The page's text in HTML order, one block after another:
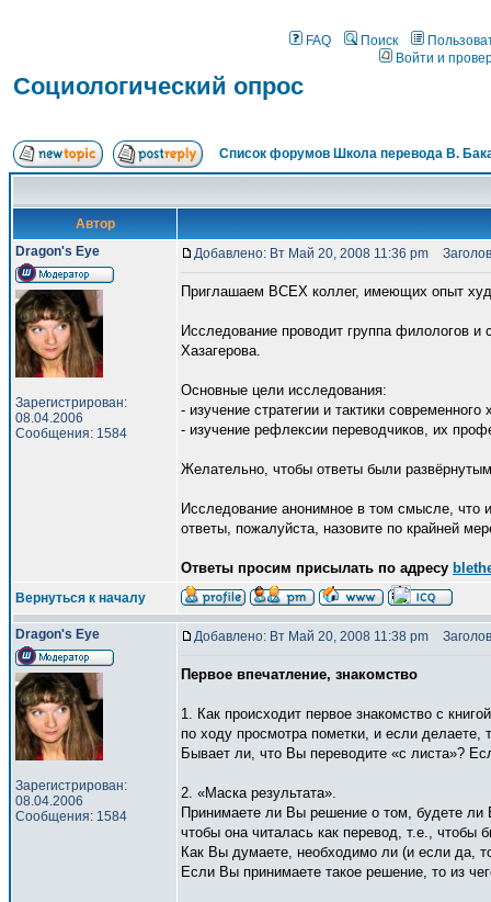
FAQ Поиск
Войти и
Социологический опрос
Список форумов Школа перевода В.
Автор
Dragon's Eye
Зарегистрирован:
08.04.2006
Сообщения: 1584
Добавлено: Вт Май 20, 2008 11:36 pm
Приглашаем ВСЕХ коллег, имеющих опыт
Исследование проводит группа филологов и
Хазагерова.
Основные цели исследования:
- изучение стратегии и тактики
- изучение рефлексии переводчиков, их
Желательно, чтобы ответы были
Исследование анонимное в том смысле, что
ответы, пожалуйста, назовите по крайней
Ответы просим присылать по адресу
Вернуться к началу
Dragon's Eye
Зарегистрирован:
08.04.2006
Сообщения: 1584
Добавлено: Вт Май 20, 2008 11:38 pm
Первое впечатление, знакомство
1. Как происходит первое знакомство с
по ходу просмотра пометки, и если
Бывает ли, что Вы переводите «с листа»?
2. «Маска результата».
Принимаете ли Вы решение о том, будете ли
чтобы она читалась как перевод, т.е., чтобы
Как Вы думаете, необходимо ли (и если да,
Если Вы принимаете такое решение, то из